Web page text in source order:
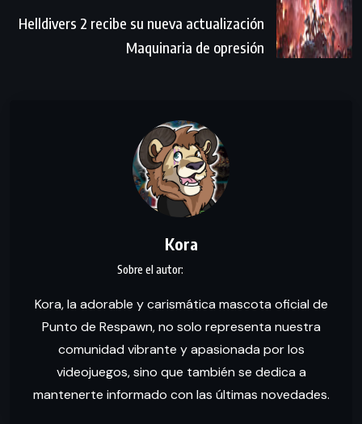
Helldivers 2 recibe su nueva actualización
Maquinaria de opresión
Kora
Kora, la adorable y carismática mascota oficial de
Punto de Respawn, no solo representa nuestra
comunidad vibrante y apasionada por los
videojuegos, sino que también se dedica a
mantenerte informado con las últimas novedades.